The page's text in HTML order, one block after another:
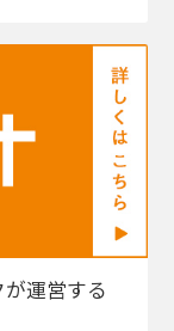
が運営する